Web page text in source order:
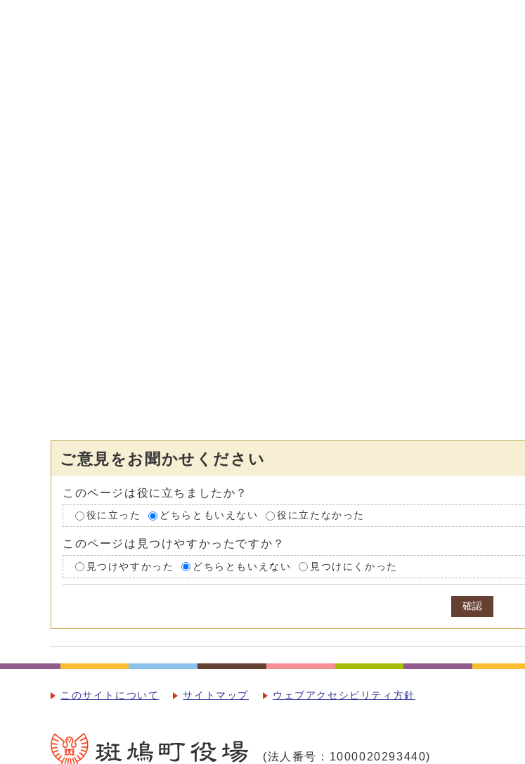
ご意見をお聞かせください
このページは役に立ちましたか？
役に立った どちらともいえない 役に立たなかった
このページは見つけやすかったですか？
見つけやすかった どちらともいえない 見つけにくかった
確認
このサイトについて サイトマップ ウェブアクセシビリティ方針
(法人番号：1000020293440)